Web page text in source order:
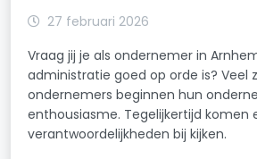
27 februari 2026
Vraag jij je als ondernemer in
administratie goed op orde is? Veel
ondernemers beginnen hun
enthousiasme. Tegelijkertijd komen
verantwoordelijkheden bij kijken.